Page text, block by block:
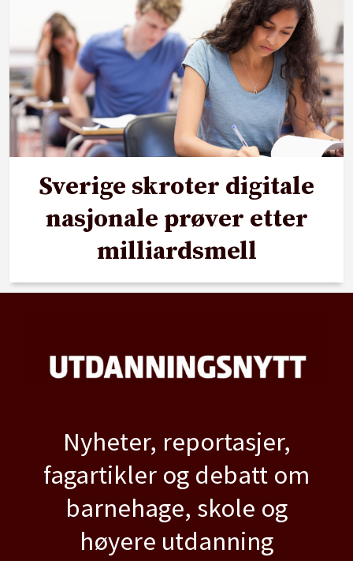
Sverige skroter digitale
nasjonale prøver etter
milliardsmell
Nyheter, reportasjer,
fagartikler og debatt om
barnehage, skole og
høyere utdanning